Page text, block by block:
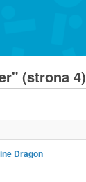
(strona 4)
Dragon